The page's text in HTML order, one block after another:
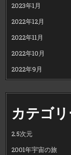
2023年1月
2022年12月
2022年11月
2022年10月
2022年9月
カテゴ
2.5次元
2001年宇宙の旅